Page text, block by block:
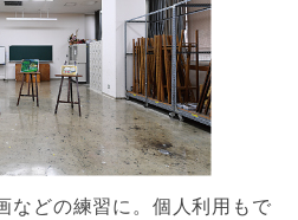
などの練習に。個人利用もで